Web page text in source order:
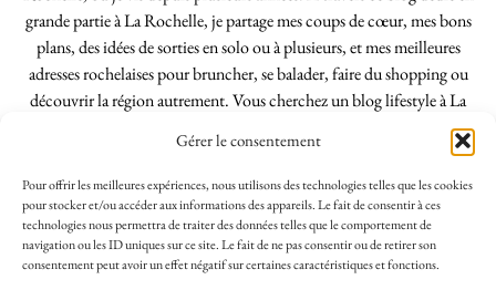
Gérer le consentement
Pour offrir les meilleures expériences, nous utilisons des technologies telles que les cookies
pour stocker et/ou accéder aux informations des appareils. Le fait de consentir à ces
technologies nous permettra de traiter des données telles que le comportement de
navigation ou les ID uniques sur ce site. Le fait de ne pas consentir ou de retirer son
consentement peut avoir un effet négatif sur certaines caractéristiques et fonctions.
grande partie à La Rochelle, je partage mes coups de cœur, mes bons
plans, des idées de sorties en solo ou à plusieurs, et mes meilleures
adresses rochelaises pour bruncher, se balader, faire du shopping ou
découvrir la région autrement. Vous cherchez un blog lifestyle à La
Rochelle, tenu par une locale ? Vous êtes au bon endroit. Que vous
soyez Rochelais·e ou de passage dans notre belle ville, j’espère que mes
articles vous aideront à profiter de La Rochelle comme un·e vrai·e
initié·e. !